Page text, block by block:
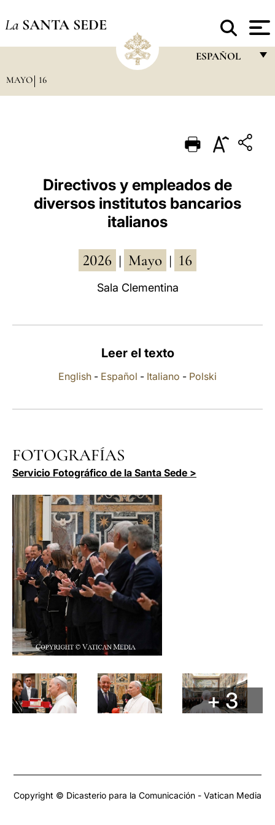
La SANTA SEDE
ESPAÑOL
PORTUGUÊS
ESPAÑOL
DEUTSCH
العربيّة
中文
MAYO 16
Directivos y empleados de
diversos institutos bancarios
italianos
2026 Mayo 16
Sala Clementina
Leer el texto
English - Español - Italiano - Polski
FOTOGRAFÍAS
Servicio Fotográfico de la Santa Sede >
+ 3
Copyright © Dicasterio para la Comunicación - Vatican Media